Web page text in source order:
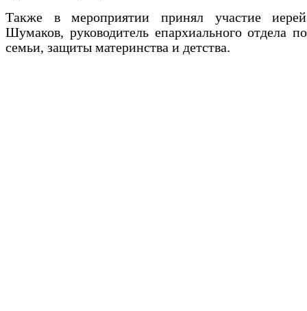
Также в мероприятии принял участие
Шумаков, руководитель епархиального отдела
семьи, защиты материнства и детства.